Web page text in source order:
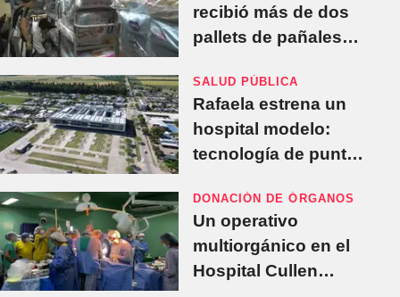
recibió más de dos
pallets de pañales
Festival de
Guadalupe
SALUD PÚBLICA
Rafaela estrena un
hospital modelo:
tecnología de punta y
para más de 450 mil
santafesinos
DONACIÓN DE ÓRGANOS
Un operativo
multiorgánico en el
Hospital Cullen